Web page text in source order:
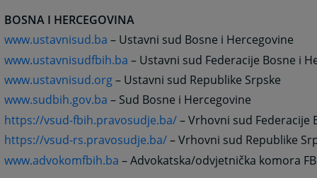
BOSNA I HERCEGOVINA
www.ustavnisud.ba – Ustavni sud Bosne i Hercegovine
www.ustavnisudfbih.ba – Ustavni sud Federacije Bosne i
www.ustavnisud.org– Ustavni sud Republike Srpske
www.sudbih.gov.ba – Sud Bosne i Hercegovine
https://vsud-fbih.pravosudje.ba/– Vrhovni sud Federacije
https://vsud-rs.pravosudje.ba/–Vrhovni sud Republike
www.advokomfbih.ba – Advokatska/odvjetnička komora